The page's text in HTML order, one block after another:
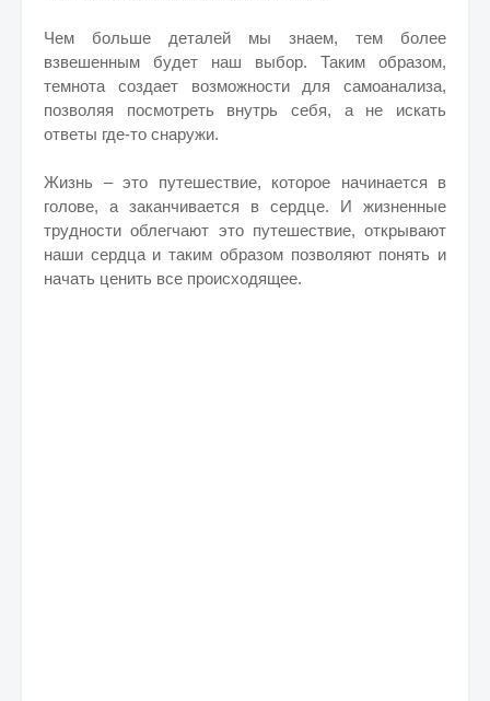
Чем больше деталей мы знаем, тем более
взвешенным будет наш выбор. Таким образом,
темнота создает возможности для самоанализа,
позволяя посмотреть внутрь себя, а не искать
ответы где-то снаружи.
Жизнь – это путешествие, которое начинается в
голове, а заканчивается в сердце. И жизненные
трудности облегчают это путешествие, открывают
наши сердца и таким образом позволяют понять и
начать ценить все происходящее.